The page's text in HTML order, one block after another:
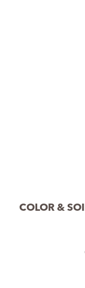
COLOR &